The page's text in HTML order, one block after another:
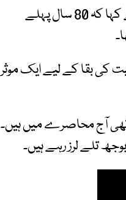
عالمی خبر رساں ادارے کے مطابق اقوام متحدہ کے سیکرٹری جنرل نے کہا کہ 80 سال پہلے
کی بقا کے لیے ایک موثر
تھی آج محاصرے میں ہیں۔
تلے لرز رہے ہیں۔